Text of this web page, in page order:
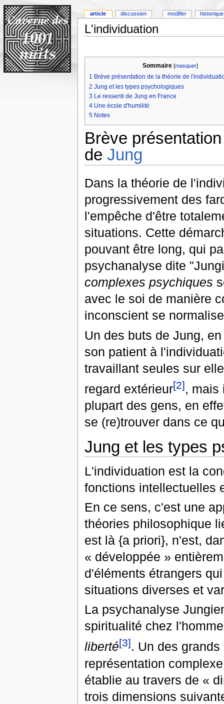
L'individuation
Sommaire [masquer]
1 Brève présentation de la théorie de
2 Jung et les types psychologiques
3 Le ressenti de Jung en France
4 Une école d'humilité
5 Notes
Brève
de Jung
Dans la théorie de
progressivement des
l'empêche d'être
situations. Cette
pouvant être long, qui
psychanalyse dite
complexes psychiques
avec le soi de manière
inconscient se
Un des buts de Jung,
son patient à
travaillant seules sur
regard extérieur[2], mais
plupart des gens, en
se (re)trouver dans ce
Jung et les types
L'individuation est la
fonctions intellectuelles
En ce sens, c'est une
théories philosophique
est là {a priori}, n'est,
« développée »
d'éléments étrangers
situations diverses et
La psychanalyse
spiritualité chez
liberté[3]. Un des
représentation
établie au travers de «
trois dimensions
article discussion modifier historique